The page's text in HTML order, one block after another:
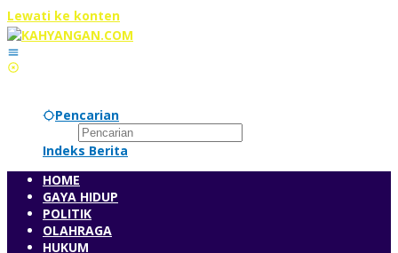
Lewati ke konten
Pencarian
Indeks Berita
HOME
GAYA HIDUP
POLITIK
OLAHRAGA
HUKUM